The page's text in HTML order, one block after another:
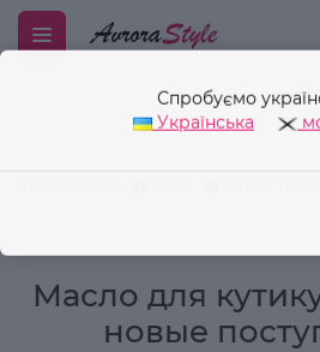
Спробуємо
Масло для
новые